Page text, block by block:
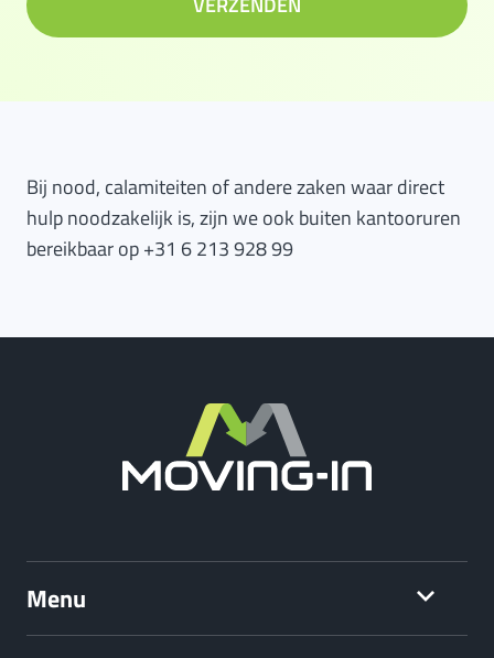
Bij nood, calamiteiten of andere zaken waar direct
hulp noodzakelijk is, zijn we ook buiten kantooruren
bereikbaar op +31 6 213 928 99
Menu